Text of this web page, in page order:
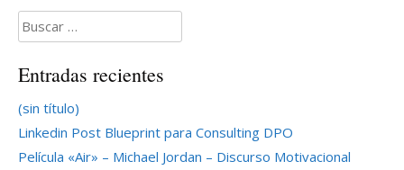
Buscar:
Entradas recientes
(sin título)
Linkedin Post Blueprint para Consulting DPO
Película «Air» – Michael Jordan – Discurso Motivacional